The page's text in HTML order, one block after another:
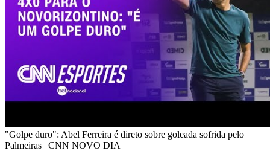
"Golpe duro": Abel Ferreira é direto sobre goleada sofrida pelo
Palmeiras | CNN NOVO DIA